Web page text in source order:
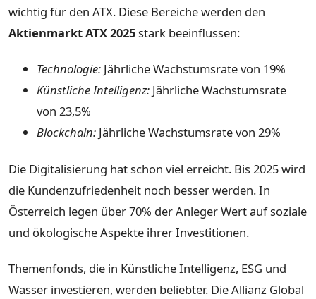
wichtig für den ATX. Diese Bereiche werden den
Aktienmarkt ATX 2025stark beeinflussen:
Technologie: Jährliche Wachstumsrate von 19%
Künstliche Intelligenz: Jährliche Wachstumsrate
von 23,5%
Blockchain: Jährliche Wachstumsrate von 29%
Die Digitalisierung hat schon viel erreicht. Bis 2025 wird
die Kundenzufriedenheit noch besser werden. In
Österreich legen über 70% der Anleger Wert auf soziale
und ökologische Aspekte ihrer Investitionen.
Themenfonds, die in Künstliche Intelligenz, ESG und
Wasser investieren, werden beliebter. Die Allianz Global